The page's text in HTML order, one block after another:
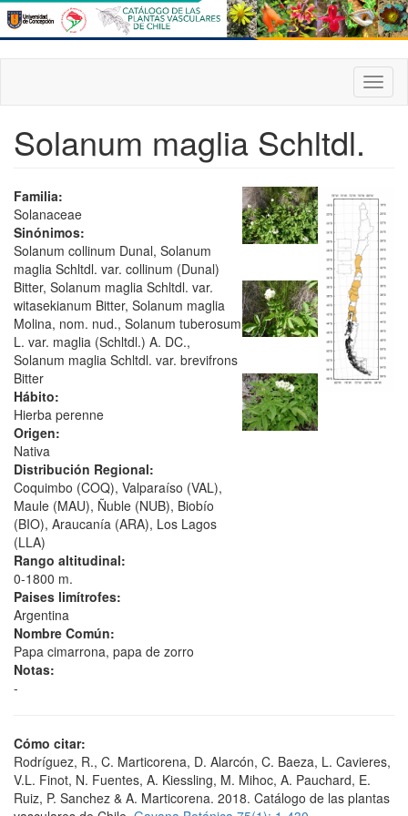
Pasar
al
contenido
principal
Solanum maglia Schltdl.
Familia:
Solanaceae
Sinónimos:
Solanum collinum Dunal, Solanum
maglia Schltdl. var. collinum (Dunal)
Bitter, Solanum maglia Schltdl. var.
witasekianum Bitter, Solanum maglia
Molina, nom. nud., Solanum tuberosum
L. var. maglia (Schltdl.) A. DC.,
Solanum maglia Schltdl. var. brevifrons
Bitter
Hábito:
Hierba perenne
Origen:
Nativa
Distribución Regional:
Coquimbo (COQ), Valparaíso (VAL),
Maule (MAU), Ñuble (NUB), Biobío
(BIO), Araucanía (ARA), Los Lagos
(LLA)
Rango altitudinal:
0-1800 m.
Paises limítrofes:
Argentina
Nombre Común:
Papa cimarrona, papa de zorro
Notas:
-
Cómo citar:
Rodríguez, R., C. Marticorena, D. Alarcón, C. Baeza, L. Cavieres,
V.L. Finot, N. Fuentes, A. Kiessling, M. Mihoc, A. Pauchard, E.
Ruiz, P. Sanchez & A. Marticorena. 2018. Catálogo de las plantas